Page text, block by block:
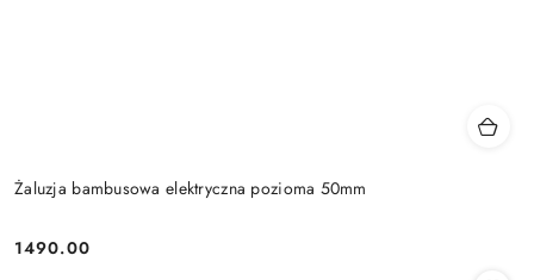
Żaluzja bambusowa elektryczna pozioma 50mm
Cena:
1490.00